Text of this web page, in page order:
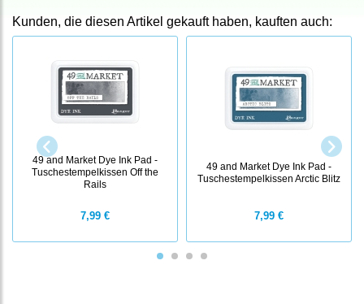
Kunden, die diesen Artikel gekauft haben, kauften auch:
49 and Market Dye Ink Pad -
Tuschestempelkissen Off the
Rails
7,99 €
49 and Market Dye Ink Pad -
Tuschestempelkissen Arctic Blitz
7,99 €